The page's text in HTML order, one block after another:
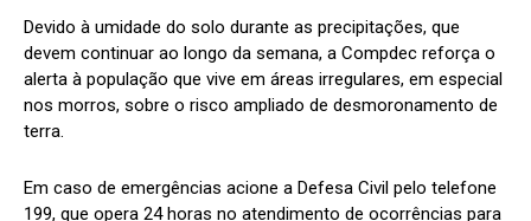
Devido à umidade do solo durante as precipitações, que
devem continuar ao longo da semana, a Compdec reforça o
alerta à população que vive em áreas irregulares, em especial
nos morros, sobre o risco ampliado de desmoronamento de
terra.
Em caso de emergências acione a Defesa Civil pelo telefone
199, que opera 24 horas no atendimento de ocorrências para